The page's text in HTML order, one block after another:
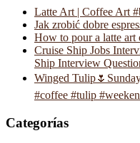
Latte Art | Coffee Art
Jak zrobić dobre
How to pour a latte art
Cruise Ship Jobs
Ship Interview
Winged
#coffee #tulip
Categorías